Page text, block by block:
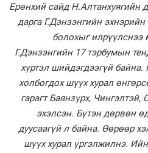
Ерөнхий сайд Н.Алтанхуягийн
дарга Г.Дэнзэнгийн
болохыг илрүүлснээ
Г.Дэнзэнгийн 17 тэрбумын
хүртэл шийдэгдээгүй
холбогдох шүүх хурал
гарагт Баянзүрх,
эхэлсэн. Бүтэн дөрвөн
дуусаагүй л байна. Өөрөөр
шүүх хурал үргэлжилнэ.